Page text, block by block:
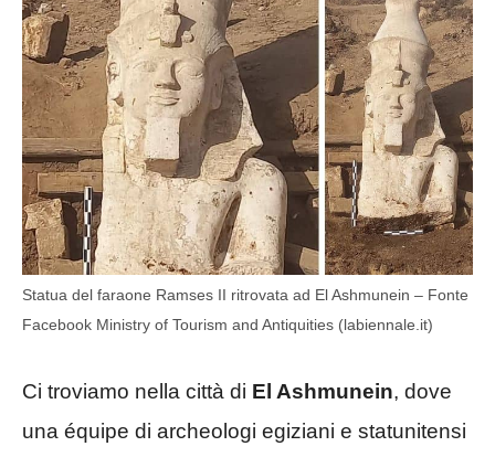
Statua del faraone Ramses II ritrovata ad El Ashmunein – Fonte
Facebook Ministry of Tourism and Antiquities (labiennale.it)
Ci troviamo nella città di El Ashmunein, dove
una équipe di archeologi egiziani e statunitensi